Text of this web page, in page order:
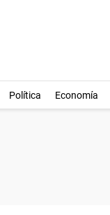
Política Economía